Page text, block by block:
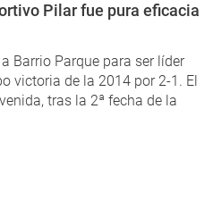
Pilar fue pura eficacia
Barrio Parque para ser líder
victoria de la 2014 por 2-1. El
tras la 2ª fecha de la